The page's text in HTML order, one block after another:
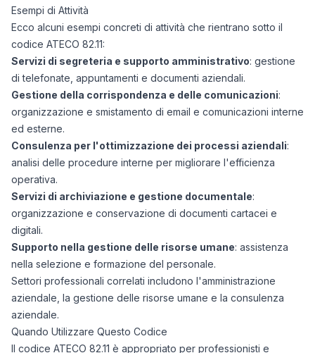
Esempi di Attività
Ecco alcuni esempi concreti di attività che rientrano sotto il
codice ATECO 82.11:
Servizi di segreteria e supporto amministrativo: gestione
di telefonate, appuntamenti e documenti aziendali.
Gestione della corrispondenza e delle comunicazioni:
organizzazione e smistamento di email e comunicazioni interne
ed esterne.
Consulenza per l'ottimizzazione dei processi aziendali:
analisi delle procedure interne per migliorare l'efficienza
operativa.
Servizi di archiviazione e gestione documentale:
organizzazione e conservazione di documenti cartacei e
digitali.
Supporto nella gestione delle risorse umane: assistenza
nella selezione e formazione del personale.
Settori professionali correlati includono l'amministrazione
aziendale, la gestione delle risorse umane e la consulenza
aziendale.
Quando Utilizzare Questo Codice
Il codice ATECO 82.11 è appropriato per professionisti e